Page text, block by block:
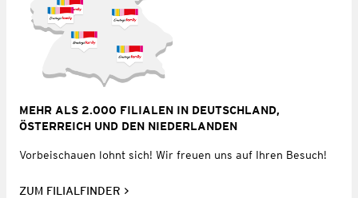
MEHR ALS 2.000 FILIALEN IN DEUTSCHLAND,
ÖSTERREICH UND DEN NIEDERLANDEN
Vorbeischauen lohnt sich! Wir freuen uns auf Ihren Besuch!
ZUM FILIALFINDER